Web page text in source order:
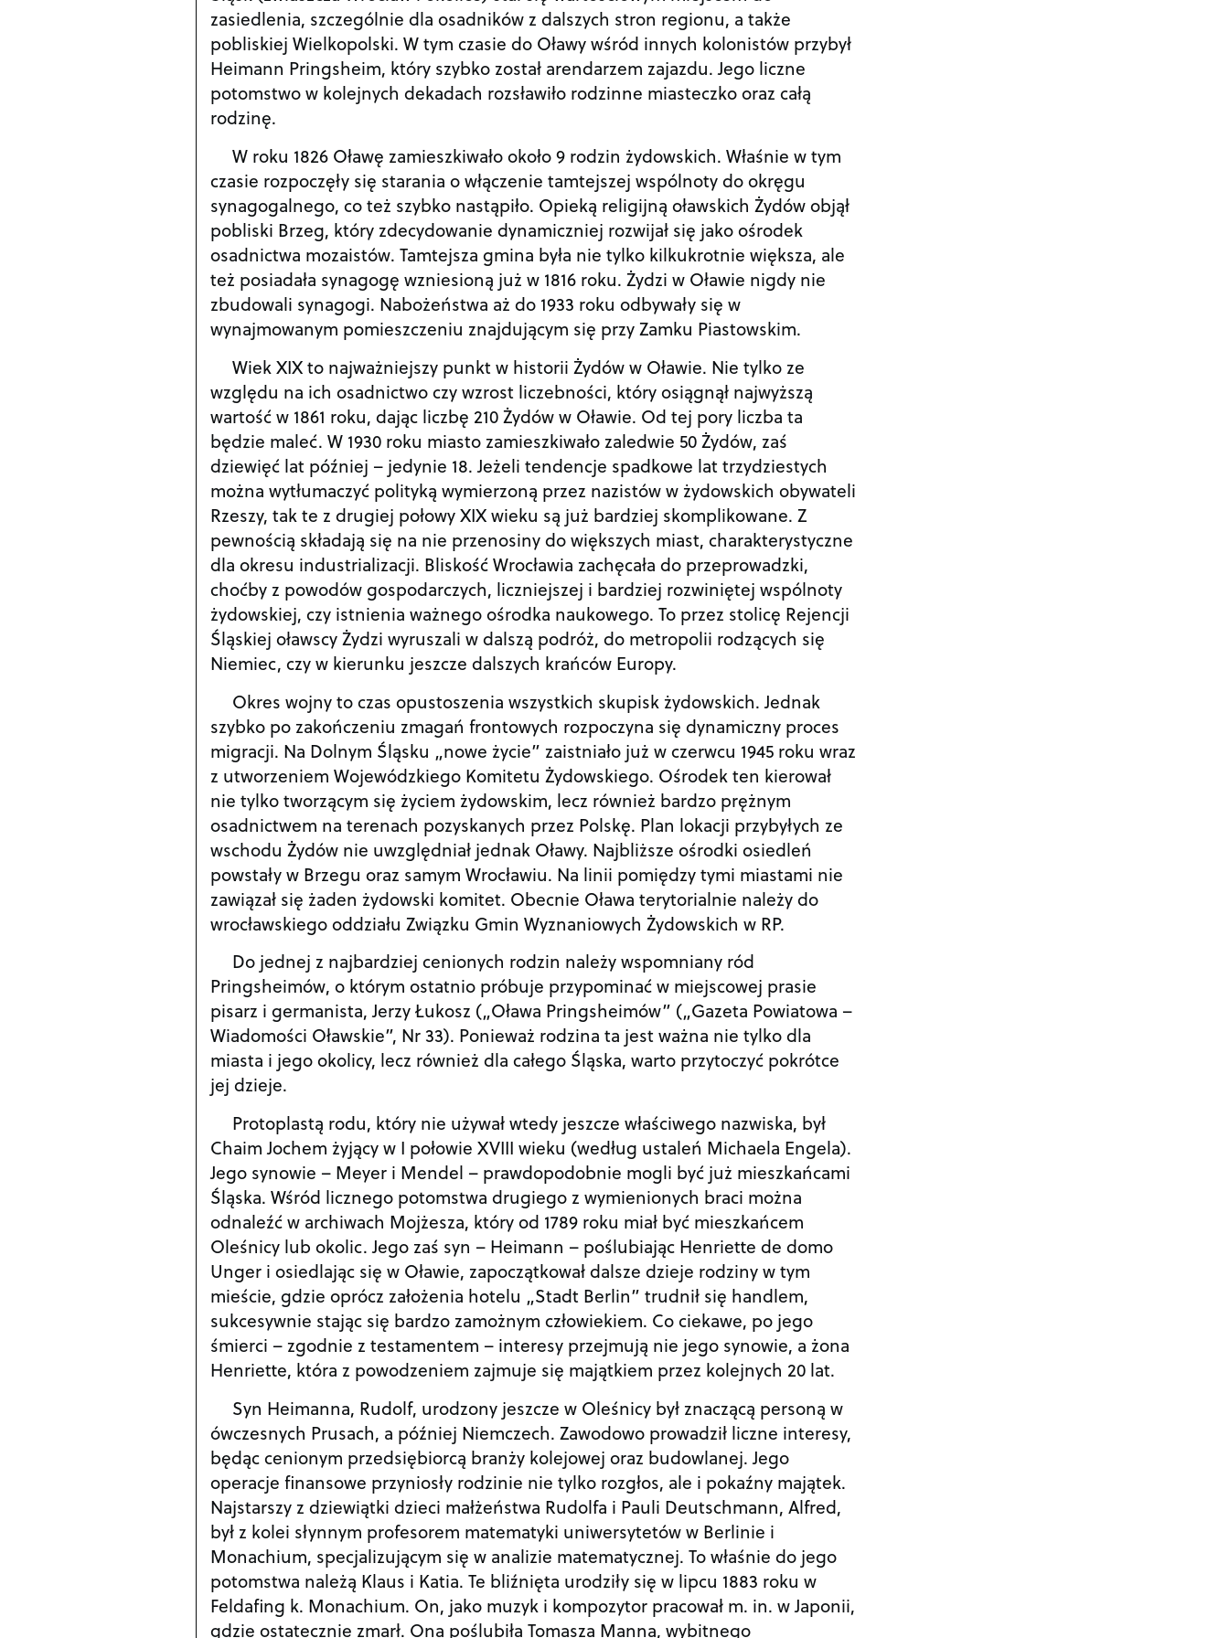
zasiedlenia, szczególnie dla osadników z dalszych stron regionu, a także
pobliskiej Wielkopolski. W tym czasie do Oławy wśród innych kolonistów przybył
Heimann Pringsheim, który szybko został arendarzem zajazdu. Jego liczne
potomstwo w kolejnych dekadach rozsławiło rodzinne miasteczko oraz całą
rodzinę.
W roku 1826 Oławę zamieszkiwało około 9 rodzin żydowskich. Właśnie w tym
czasie rozpoczęły się starania o włączenie tamtejszej wspólnoty do okręgu
synagogalnego, co też szybko nastąpiło. Opieką religijną oławskich Żydów objął
pobliski Brzeg, który zdecydowanie dynamiczniej rozwijał się jako ośrodek
osadnictwa mozaistów. Tamtejsza gmina była nie tylko kilkukrotnie większa, ale
też posiadała synagogę wzniesioną już w 1816 roku. Żydzi w Oławie nigdy nie
zbudowali synagogi. Nabożeństwa aż do 1933 roku odbywały się w
wynajmowanym pomieszczeniu znajdującym się przy Zamku Piastowskim.
Wiek XIX to najważniejszy punkt w historii Żydów w Oławie. Nie tylko ze
względu na ich osadnictwo czy wzrost liczebności, który osiągnął najwyższą
wartość w 1861 roku, dając liczbę 210 Żydów w Oławie. Od tej pory liczba ta
będzie maleć. W 1930 roku miasto zamieszkiwało zaledwie 50 Żydów, zaś
dziewięć lat później – jedynie 18. Jeżeli tendencje spadkowe lat trzydziestych
można wytłumaczyć polityką wymierzoną przez nazistów w żydowskich obywateli
Rzeszy, tak te z drugiej połowy XIX wieku są już bardziej skomplikowane. Z
pewnością składają się na nie przenosiny do większych miast, charakterystyczne
dla okresu industrializacji. Bliskość Wrocławia zachęcała do przeprowadzki,
choćby z powodów gospodarczych, liczniejszej i bardziej rozwiniętej wspólnoty
żydowskiej, czy istnienia ważnego ośrodka naukowego. To przez stolicę Rejencji
Śląskiej oławscy Żydzi wyruszali w dalszą podróż, do metropolii rodzących się
Niemiec, czy w kierunku jeszcze dalszych krańców Europy.
Okres wojny to czas opustoszenia wszystkich skupisk żydowskich. Jednak
szybko po zakończeniu zmagań frontowych rozpoczyna się dynamiczny proces
migracji. Na Dolnym Śląsku „nowe życie” zaistniało już w czerwcu 1945 roku wraz
z utworzeniem Wojewódzkiego Komitetu Żydowskiego. Ośrodek ten kierował
nie tylko tworzącym się życiem żydowskim, lecz również bardzo prężnym
osadnictwem na terenach pozyskanych przez Polskę. Plan lokacji przybyłych ze
wschodu Żydów nie uwzględniał jednak Oławy. Najbliższe ośrodki osiedleń
powstały w Brzegu oraz samym Wrocławiu. Na linii pomiędzy tymi miastami nie
zawiązał się żaden żydowski komitet. Obecnie Oława terytorialnie należy do
wrocławskiego oddziału Związku Gmin Wyznaniowych Żydowskich w RP.
Do jednej z najbardziej cenionych rodzin należy wspomniany ród
Pringsheimów, o którym ostatnio próbuje przypominać w miejscowej prasie
pisarz i germanista, Jerzy Łukosz („Oława Pringsheimów” („Gazeta Powiatowa –
Wiadomości Oławskie”, Nr 33). Ponieważ rodzina ta jest ważna nie tylko dla
miasta i jego okolicy, lecz również dla całego Śląska, warto przytoczyć pokrótce
jej dzieje.
Protoplastą rodu, który nie używał wtedy jeszcze właściwego nazwiska, był
Chaim Jochem żyjący w I połowie XVIII wieku (według ustaleń Michaela Engela).
Jego synowie – Meyer i Mendel – prawdopodobnie mogli być już mieszkańcami
Śląska. Wśród licznego potomstwa drugiego z wymienionych braci można
odnaleźć w archiwach Mojżesza, który od 1789 roku miał być mieszkańcem
Oleśnicy lub okolic. Jego zaś syn – Heimann – poślubiając Henriette de domo
Unger i osiedlając się w Oławie, zapoczątkował dalsze dzieje rodziny w tym
mieście, gdzie oprócz założenia hotelu „Stadt Berlin” trudnił się handlem,
sukcesywnie stając się bardzo zamożnym człowiekiem. Co ciekawe, po jego
śmierci – zgodnie z testamentem – interesy przejmują nie jego synowie, a żona
Henriette, która z powodzeniem zajmuje się majątkiem przez kolejnych 20 lat.
Syn Heimanna, Rudolf, urodzony jeszcze w Oleśnicy był znaczącą personą w
ówczesnych Prusach, a później Niemczech. Zawodowo prowadził liczne interesy,
będąc cenionym przedsiębiorcą branży kolejowej oraz budowlanej. Jego
operacje finansowe przyniosły rodzinie nie tylko rozgłos, ale i pokaźny majątek.
Najstarszy z dziewiątki dzieci małżeństwa Rudolfa i Pauli Deutschmann, Alfred,
był z kolei słynnym profesorem matematyki uniwersytetów w Berlinie i
Monachium, specjalizującym się w analizie matematycznej. To właśnie do jego
potomstwa należą Klaus i Katia. Te bliźnięta urodziły się w lipcu 1883 roku w
Feldafing k. Monachium. On, jako muzyk i kompozytor pracował m. in. w Japonii,
gdzie ostatecznie zmarł. Ona poślubiła Tomasza Manna, wybitnego